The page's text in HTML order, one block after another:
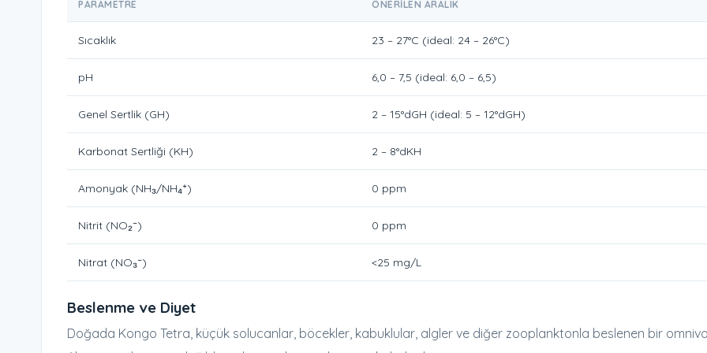
PARAMETRE ÖNERILEN ARALIK
Sıcaklık 23 – 27°C (ideal: 24 – 26°C)
pH 6,0 – 7,5 (ideal: 6,0 – 6,5)
Genel Sertlik (GH) 2 – 15°dGH (ideal: 5 – 12°dGH)
Karbonat Sertliği (KH) 2 – 8°dKH
Amonyak (NH₃/NH₄⁺) 0 ppm
Nitrit (NO₂⁻) 0 ppm
Nitrat (NO₃⁻) <25 mg/L
Beslenme ve Diyet
Doğada Kongo Tetra, küçük solucanlar, böcekler, kabuklular, algler ve diğer zooplanktonla beslenen bir